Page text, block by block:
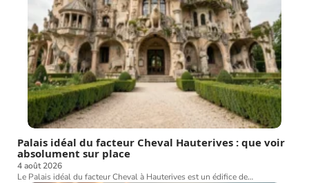
Palais idéal du facteur Cheval Hauterives : que voir
absolument sur place
4 août 2026
Le Palais idéal du facteur Cheval à Hauterives est un édifice de…